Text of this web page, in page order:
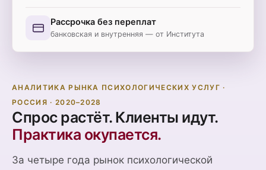
Рассрочка без переплат
банковская и внутренняя — от Института
АНАЛИТИКА РЫНКА ПСИХОЛОГИЧЕСКИХ УСЛУГ ·
РОССИЯ · 2020–2028
Спрос растёт. Клиенты идут.
Практика окупается.
За четыре года рынок психологической